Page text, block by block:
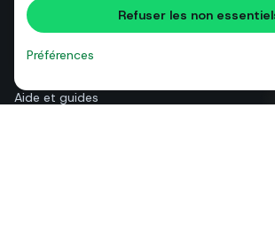
Refuser les non
Préférences
Comparatifs
Aide et guides